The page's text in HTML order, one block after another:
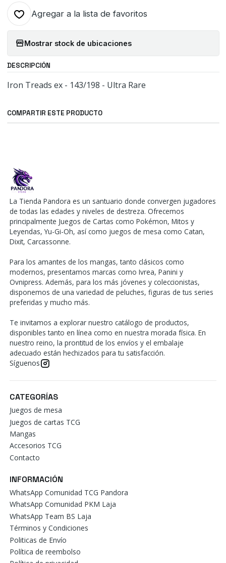
Agregar a la lista de favoritos
Mostrar stock de ubicaciones
DESCRIPCIÓN
Iron Treads ex - 143/198 - Ultra Rare
COMPARTIR ESTE PRODUCTO
La Tienda Pandora es un santuario donde convergen jugadores
de todas las edades y niveles de destreza. Ofrecemos
principalmente Juegos de Cartas como Pokémon, Mitos y
Leyendas, Yu-Gi-Oh, así como juegos de mesa como Catan,
Dixit, Carcassonne.
Para los amantes de los mangas, tanto clásicos como
modernos, presentamos marcas como Ivrea, Panini y
Ovnipress. Además, para los más jóvenes y coleccionistas,
disponemos de una variedad de peluches, figuras de tus series
preferidas y mucho más.
Te invitamos a explorar nuestro catálogo de productos,
disponibles tanto en línea como en nuestra morada física. En
nuestro reino, la prontitud de los envíos y el embalaje
adecuado están hechizados para tu satisfacción.
Síguenos
CATEGORÍAS
Juegos de mesa
Juegos de cartas TCG
Mangas
Accesorios TCG
Contacto
INFORMACIÓN
WhatsApp Comunidad TCG Pandora
WhatsApp Comunidad PKM Laja
WhatsApp Team BS Laja
Términos y Condiciones
Politicas de Envío
Política de reembolso